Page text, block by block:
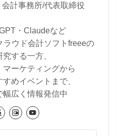
計事務所/代表取締役
・Claudeなど
ラウド会計ソフトfreeeの
する一方、
ーケティングから
めイベントまで、
広く情報発信中